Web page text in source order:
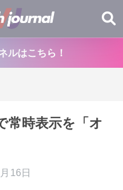
ルはこちら！
常時表示を「オ
16日